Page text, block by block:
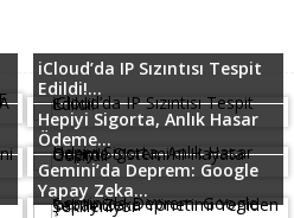
iCloud’da IP Sızıntısı Tespit
Edildi!...
Hepiyi Sigorta, Anlık Hasar
Ödeme...
Gemini’da Deprem: Google
Yapay Zeka...